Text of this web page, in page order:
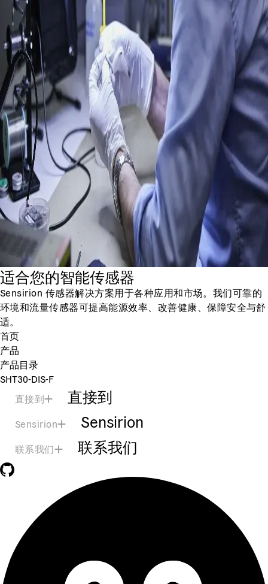
适合您的智能传感器
Sensirion 传感器解决方案用于各种应用和市场。我们可靠的
环境和流量传感器可提高能源效率、改善健康、保障安全与舒
适。
首页
产品
产品目录
SHT30-DIS-F
直接到
直接到
Sensirion Sensirion
联系我们 联系我们